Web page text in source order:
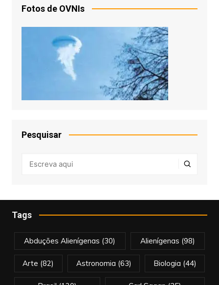
Fotos de OVNIs
Pesquisar
Tags
Abduções Alienígenas (30) Alienígenas (98)
Arte (82) Astronomia (63) Biologia (44)